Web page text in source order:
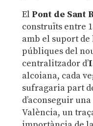
El Pont de Sant
construïts entre
amb el suport de
públiques del
centralitzador d’
alcoiana, cada
sufragaria part
d’aconseguir
València, un